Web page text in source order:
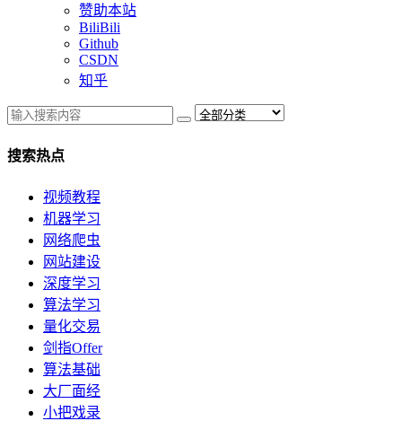
赞助本站
BiliBili
Github
CSDN
知乎
搜索热点
视频教程
机器学习
网络爬虫
网站建设
深度学习
算法学习
量化交易
剑指Offer
算法基础
大厂面经
小把戏录